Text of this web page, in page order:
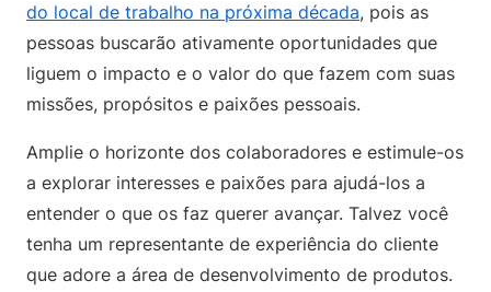
do local de trabalho na próxima década, pois as
pessoas buscarão ativamente oportunidades que
liguem o impacto e o valor do que fazem com suas
missões, propósitos e paixões pessoais.
Amplie o horizonte dos colaboradores e estimule-os
a explorar interesses e paixões para ajudá-los a
entender o que os faz querer avançar. Talvez você
tenha um representante de experiência do cliente
que adore a área de desenvolvimento de produtos.